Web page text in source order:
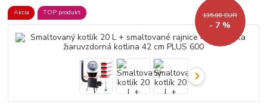
Akcia TOP produkt 135,00 EUR
- 7 %